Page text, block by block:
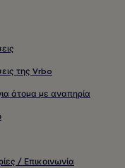
της Vrbo
άτομα με αναπηρία
/ Επικοινωνία